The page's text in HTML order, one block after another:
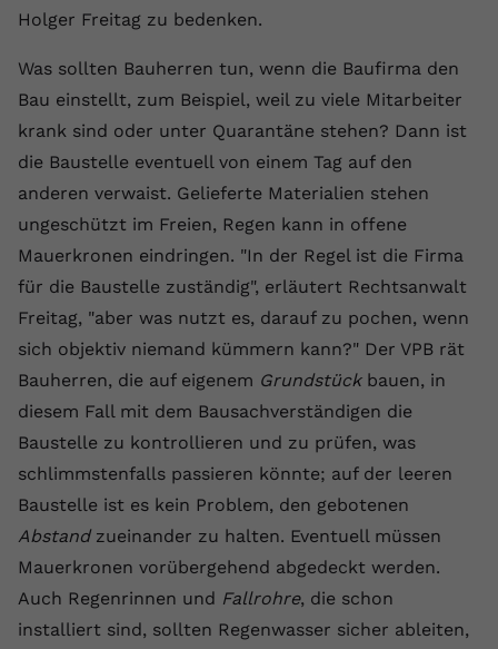
Holger Freitag zu bedenken.
Was sollten Bauherren tun, wenn die Baufirma den
Bau einstellt, zum Beispiel, weil zu viele Mitarbeiter
krank sind oder unter Quarantäne stehen? Dann ist
die Baustelle eventuell von einem Tag auf den
anderen verwaist. Gelieferte Materialien stehen
ungeschützt im Freien, Regen kann in offene
Mauerkronen eindringen. "In der Regel ist die Firma
für die Baustelle zuständig", erläutert Rechtsanwalt
Freitag, "aber was nutzt es, darauf zu pochen, wenn
sich objektiv niemand kümmern kann?" Der VPB rät
Bauherren, die auf eigenem Grundstückbauen, in
diesem Fall mit dem Bausachverständigen die
Baustelle zu kontrollieren und zu prüfen, was
schlimmstenfalls passieren könnte; auf der leeren
Baustelle ist es kein Problem, den gebotenen
Abstandzueinander zu halten. Eventuell müssen
Mauerkronen vorübergehend abgedeckt werden.
Auch Regenrinnen und Fallrohre, die schon
installiert sind, sollten Regenwasser sicher ableiten,